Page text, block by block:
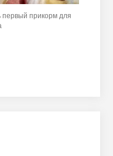
первый прикорм для